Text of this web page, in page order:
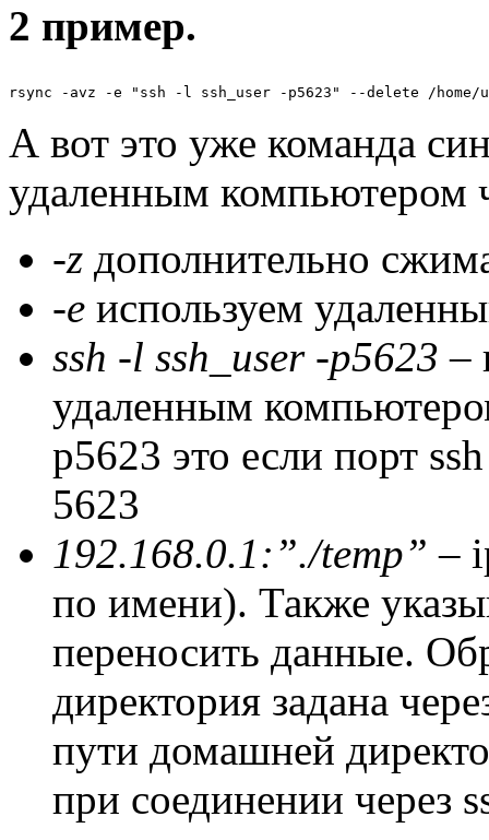
2 пример.
А вот это уже команда
удаленным компьютером
-z дополнительно
-e используем
ssh -l ssh_user -p5623 –
удаленным
p5623 это если порт
5623
192.168.0.1:”./temp” –
по имени). Также
переносить данные.
директория задана
пути домашней
при соединении через